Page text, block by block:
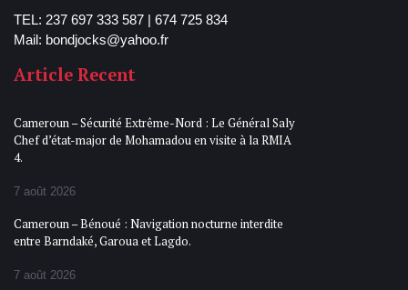
TEL: 237 697 333 587 | 674 725 834
Mail: bondjocks@yahoo.fr
Article Recent
Cameroun – Sécurité Extrême-Nord : Le Général Saly
Chef d’état-major de Mohamadou en visite à la RMIA
4.
7 août 2026
Cameroun – Bénoué : Navigation nocturne interdite
entre Barndaké, Garoua et Lagdo.
7 août 2026